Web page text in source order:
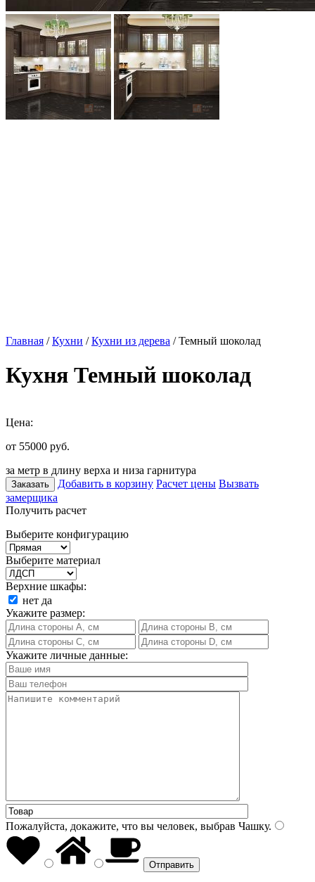
Главная /Кухни /Кухни из дерева / Темный шоколад
Кухня Темный шоколад
Цена:
от 55000 руб.
за метр в длину верха и низа гарнитура
Заказать Добавить в корзину Расчет цены Вызвать
замерщика
Получить расчет
Выберите конфигурацию
Выберите материал
Верхние шкафы:
нет да
Укажите размер:
Укажите личные данные:
Пожалуйста, докажите, что вы человек, выбрав Чашку.